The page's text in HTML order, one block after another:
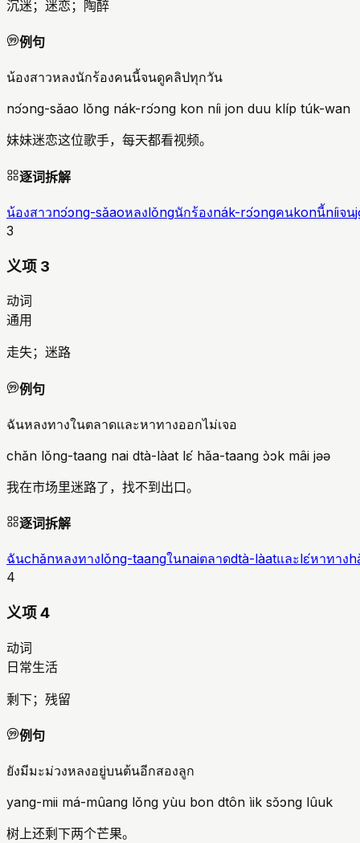
沉迷；迷恋；陶醉
例句
น้องสาวหลงนักร้องคนนี้จนดูคลิปทุกวัน
nɔ́ɔng-sǎao lǒng nák-rɔ́ɔng kon níi jon duu klíp túk-wan
妹妹迷恋这位歌手，每天都看视频。
逐词拆解
น้องสาวnɔ́ɔng-sǎaoหลงlǒngนักร้องnák-rɔ́ɔngคนkonนี้níiจน
3
义项 3
动词
通用
走失；迷路
例句
ฉันหลงทางในตลาดและหาทางออกไม่เจอ
chǎn lǒng-taang nai dtà-làat lɛ́ hǎa-taang ɔ̀ɔk mâi jəə
我在市场里迷路了，找不到出口。
逐词拆解
ฉันchǎnหลงทางlǒng-taangในnaiตลาดdtà-làatและlɛ́หาทาง
4
义项 4
动词
日常生活
剩下；残留
例句
ยังมีมะม่วงหลงอยู่บนต้นอีกสองลูก
yang-mii má-mûang lǒng yùu bon dtôn ìik sɔ̌ɔng lûuk
树上还剩下两个芒果。